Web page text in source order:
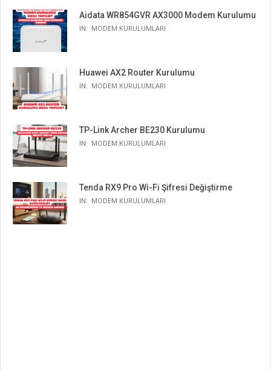
Aidata WR854GVR AX3000 Modem Kurulumu
IN: MODEM KURULUMLARI
Huawei AX2 Router Kurulumu
IN: MODEM KURULUMLARI
TP-Link Archer BE230 Kurulumu
IN: MODEM KURULUMLARI
Tenda RX9 Pro Wi-Fi Şifresi Değiştirme
IN: MODEM KURULUMLARI